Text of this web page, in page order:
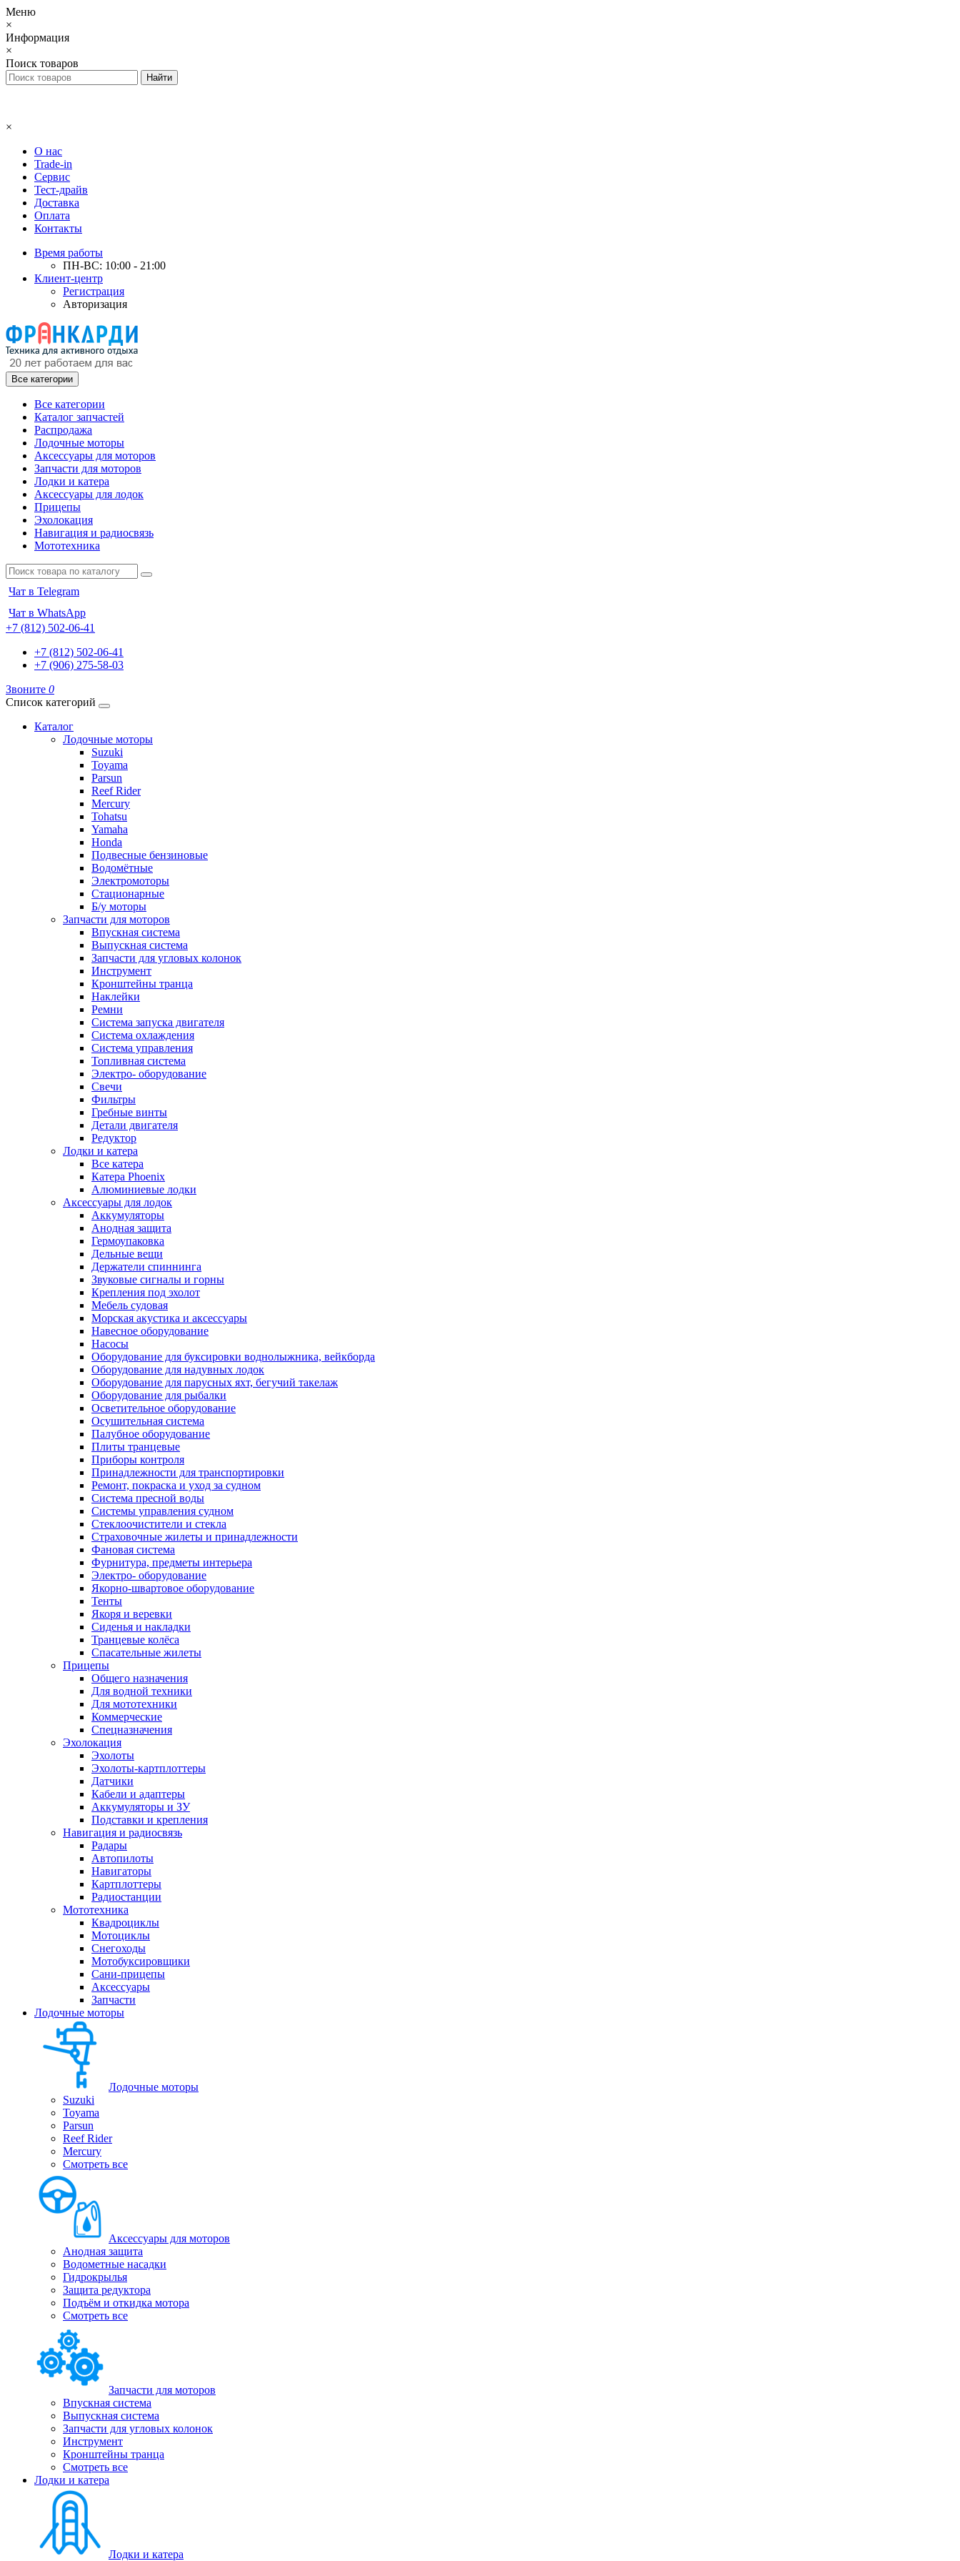
Меню
×
Информация
×
Поиск товаров
×
О нас
Trade-in
Сервис
Тест-драйв
Доставка
Оплата
Контакты
Время работы
ПН-ВС: 10:00 - 21:00
Клиент-центр
Регистрация
Авторизация
Все категории
Все категории
Каталог запчастей
Распродажа
Лодочные моторы
Аксессуары для моторов
Запчасти для моторов
Лодки и катера
Аксессуары для лодок
Прицепы
Эхолокация
Навигация и радиосвязь
Мототехника
Чат в Telegram
Чат в WhatsApp
+7 (812) 502-06-41
+7 (812) 502-06-41
+7 (906) 275-58-03
Звоните 0
Список категорий
Каталог
Лодочные моторы
Suzuki
Toyama
Parsun
Reef Rider
Mercury
Tohatsu
Yamaha
Honda
Подвесные бензиновые
Водомётные
Электромоторы
Стационарные
Б/у моторы
Запчасти для моторов
Впускная система
Выпускная система
Запчасти для угловых колонок
Инструмент
Кронштейны транца
Наклейки
Ремни
Система запуска двигателя
Система охлаждения
Система управления
Топливная система
Электро- оборудование
Свечи
Фильтры
Гребные винты
Детали двигателя
Редуктор
Лодки и катера
Все катера
Катера Phoenix
Алюминиевые лодки
Аксессуары для лодок
Аккумуляторы
Анодная защита
Гермоупаковка
Дельные вещи
Держатели спиннинга
Звуковые сигналы и горны
Крепления под эхолот
Мебель судовая
Морская акустика и аксессуары
Навесное оборудование
Насосы
Оборудование для буксировки воднолыжника, вейкборда
Оборудование для надувных лодок
Оборудование для парусных яхт, бегучий такелаж
Оборудование для рыбалки
Осветительное оборудование
Осушительная система
Палубное оборудование
Плиты транцевые
Приборы контроля
Принадлежности для транспортировки
Ремонт, покраска и уход за судном
Система пресной воды
Системы управления судном
Стеклоочистители и стекла
Страховочные жилеты и принадлежности
Фановая система
Фурнитура, предметы интерьера
Электро- оборудование
Якорно-швартовое оборудование
Тенты
Якоря и веревки
Сиденья и накладки
Транцевые колёса
Спасательные жилеты
Прицепы
Общего назначения
Для водной техники
Для мототехники
Коммерческие
Спецназначения
Эхолокация
Эхолоты
Эхолоты-картплоттеры
Датчики
Кабели и адаптеры
Аккумуляторы и ЗУ
Подставки и крепления
Навигация и радиосвязь
Радары
Автопилоты
Навигаторы
Картплоттеры
Радиостанции
Мототехника
Квадроциклы
Мотоциклы
Снегоходы
Мотобуксировщики
Сани-прицепы
Аксессуары
Запчасти
Лодочные моторы
Лодочные моторы
Suzuki
Toyama
Parsun
Reef Rider
Mercury
Смотреть все
Аксессуары для моторов
Анодная защита
Водометные насадки
Гидрокрылья
Защита редуктора
Подъём и откидка мотора
Смотреть все
Запчасти для моторов
Впускная система
Выпускная система
Запчасти для угловых колонок
Инструмент
Кронштейны транца
Смотреть все
Лодки и катера
Лодки и катера